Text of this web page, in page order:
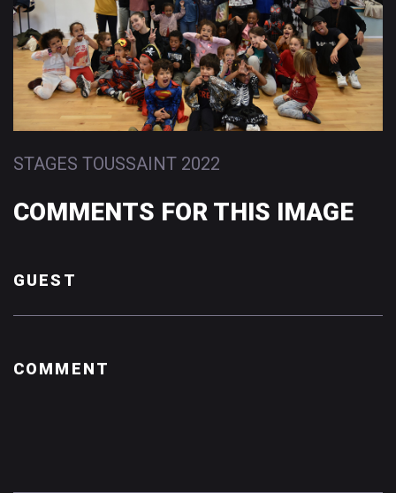
STAGES TOUSSAINT 2022
COMMENTS FOR THIS IMAGE